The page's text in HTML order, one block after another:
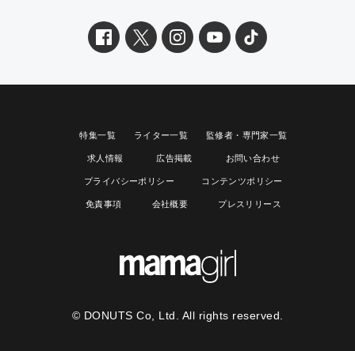
特集一覧 ライター一覧 監修者・専門家一覧
求人情報 広告掲載 お問い合わせ
プライバシーポリシー コンテンツポリシー
免責事項 会社概要 プレスリリース
© DONUTS Co, Ltd. All rights reserved.